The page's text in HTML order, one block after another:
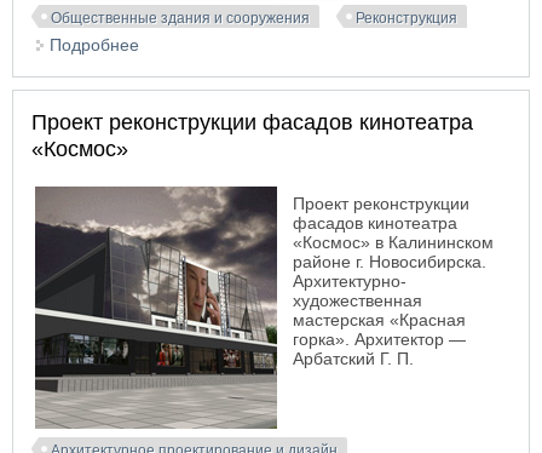
Общественные здания и сооружения
Реконструкция
Подробнее
Проект реконструкции фасадов кинотеатра
«Космос»
Проект реконструкции
фасадов кинотеатра
«Космос» в Калининском
районе г. Новосибирска.
Архитектурно-
художественная
мастерская «Красная
горка». Архитектор —
Арбатский Г. П.